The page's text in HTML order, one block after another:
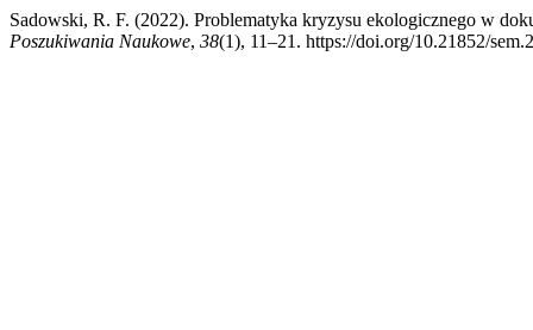
Sadowski, R. F. (2022). Problematyka kryzysu ekologicznego w
Poszukiwania Naukowe, 38(1), 11–21. https://doi.org/10.21852/